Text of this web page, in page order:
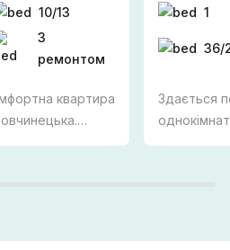
10/13
З
ремонтом
квартира
з ліфтом.
1
36/
Здається